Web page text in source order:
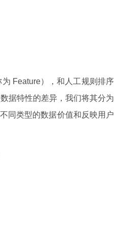
Feature），和人工规则排序
据特性的差异，我们将其分为
同类型的数据价值和反映用户